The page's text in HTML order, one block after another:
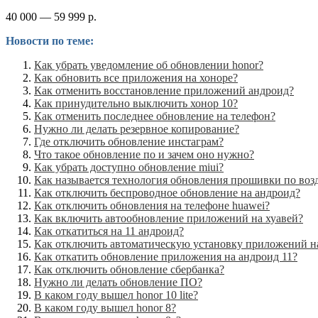
40 000 — 59 999 р.
Новости по теме:
Как убрать уведомление об обновлении honor?
Как обновить все приложения на хоноре?
Как отменить восстановление приложений андроид?
Как принудительно выключить хонор 10?
Как отменить последнее обновление на телефон?
Нужно ли делать резервное копирование?
Где отключить обновление инстаграм?
Что такое обновление по и зачем оно нужно?
Как убрать доступно обновление miui?
Как называется технология обновления прошивки по
Как отключить беспроводное обновление на андроид?
Как отключить обновления на телефоне huawei?
Как включить автообновление приложений на хуавей?
Как откатиться на 11 андроид?
Как отключить автоматическую установку приложений
Как откатить обновление приложения на андроид 11?
Как отключить обновление сбербанка?
Нужно ли делать обновление ПО?
В каком году вышел honor 10 lite?
В каком году вышел honor 8?